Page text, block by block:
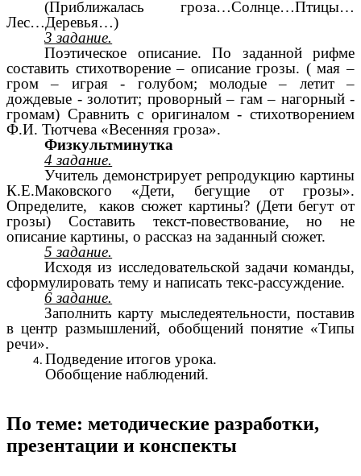
(Приближалась гроза…Солнце…Птицы…
Лес…Деревья…)
3 задание.
Поэтическое описание. По заданной рифме
составить стихотворение – описание грозы. ( мая –
гром – играя - голубом; молодые – летит –
дождевые - золотит; проворный – гам – нагорный -
громам) Сравнить с оригиналом - стихотворением
Ф.И. Тютчева «Весенняя гроза».
Физкультминутка
4 задание.
Учитель демонстрирует репродукцию картины
К.Е.Маковского «Дети, бегущие от грозы».
Определите, каков сюжет картины? (Дети бегут от
грозы) Составить текст-повествование, но не
описание картины, о рассказ на заданный сюжет.
5 задание.
Исходя из исследовательской задачи команды,
сформулировать тему и написать текс-рассуждение.
6 задание.
Заполнить карту мыследеятельности, поставив
в центр размышлений, обобщений понятие «Типы
речи».
Подведение итогов урока.
Обобщение наблюдений.
По теме: методические разработки,
презентации и конспекты